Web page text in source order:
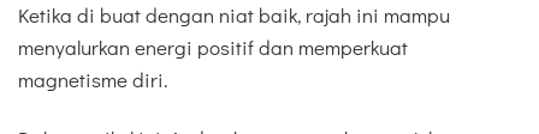
Ketika di buat dengan niat baik, rajah ini mampu
menyalurkan energi positif dan memperkuat
magnetisme diri.